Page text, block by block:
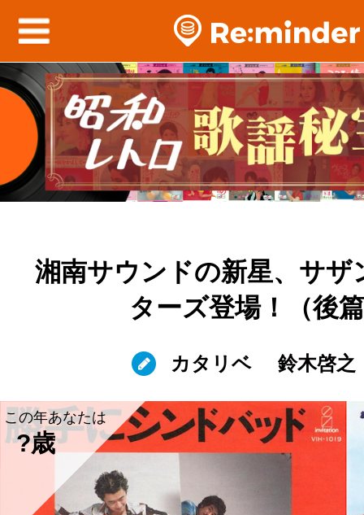
湘南サウンドの新星、サザ
ターズ登場！（後
カタリベ 鈴木啓之
この年あなたは
?歳